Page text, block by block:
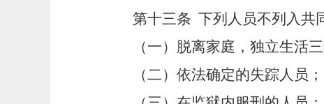
第十三条 下列人员不列入共
（一）脱离家庭，独立生活
（二）依法确定的失踪人员；